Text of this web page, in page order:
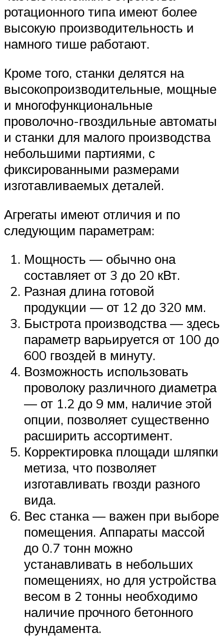
ротационного типа имеют более
высокую производительность и
намного тише работают.
Кроме того, станки делятся на
высокопроизводительные, мощные
и многофункциональные
проволочно-гвоздильные автоматы
и станки для малого производства
небольшими партиями, с
фиксированными размерами
изготавливаемых деталей.
Агрегаты имеют отличия и по
следующим параметрам:
Мощность — обычно она
составляет от 3 до 20 кВт.
Разная длина готовой
продукции — от 12 до 320 мм.
Быстрота производства — здесь
параметр варьируется от 100 до
600 гвоздей в минуту.
Возможность использовать
проволоку различного диаметра
— от 1.2 до 9 мм, наличие этой
опции, позволяет существенно
расширить ассортимент.
Корректировка площади шляпки
метиза, что позволяет
изготавливать гвозди разного
вида.
Вес станка — важен при выборе
помещения. Аппараты массой
до 0.7 тонн можно
устанавливать в небольших
помещениях, но для устройства
весом в 2 тонны необходимо
наличие прочного бетонного
фундамента.